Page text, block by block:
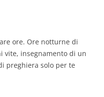
ore. Ore notturne di
vite, insegnamento di un
preghiera solo per te